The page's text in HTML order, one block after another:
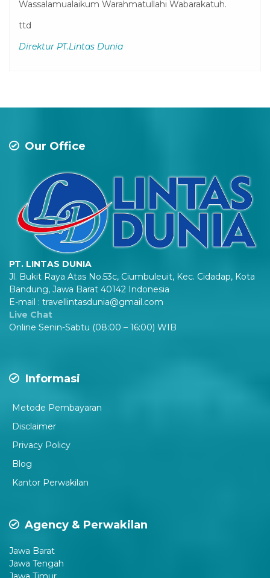
Wassalamualaikum Warahmatullahi Wabarakatuh.
ttd
Direktur PT.Lintas Dunia
Our Office
PT. LINTAS DUNIA
Jl. Bukit Raya Atas No.53c, Ciumbuleuit, Kec. Cidadap, Kota
Bandung, Jawa Barat 40142 Indonesia
E-mail : travellintasdunia@gmail.com
Live Chat
Online Senin-Sabtu (08:00 – 16:00) WIB
Informasi
Metode Pembayaran
Disclaimer
Privacy Policy
Blog
Kantor Perwakilan
Agency & Perwakilan
Jawa Barat
Jawa Tengah